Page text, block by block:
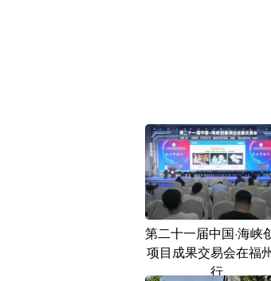
第二十一届中国·海峡
项目成果交易会在福
行